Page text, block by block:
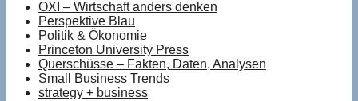
OXI – Wirtschaft anders denken
Perspektive Blau
Politik & Ökonomie
Princeton University Press
Querschüsse – Fakten, Daten, Analysen
Small Business Trends
strategy + business